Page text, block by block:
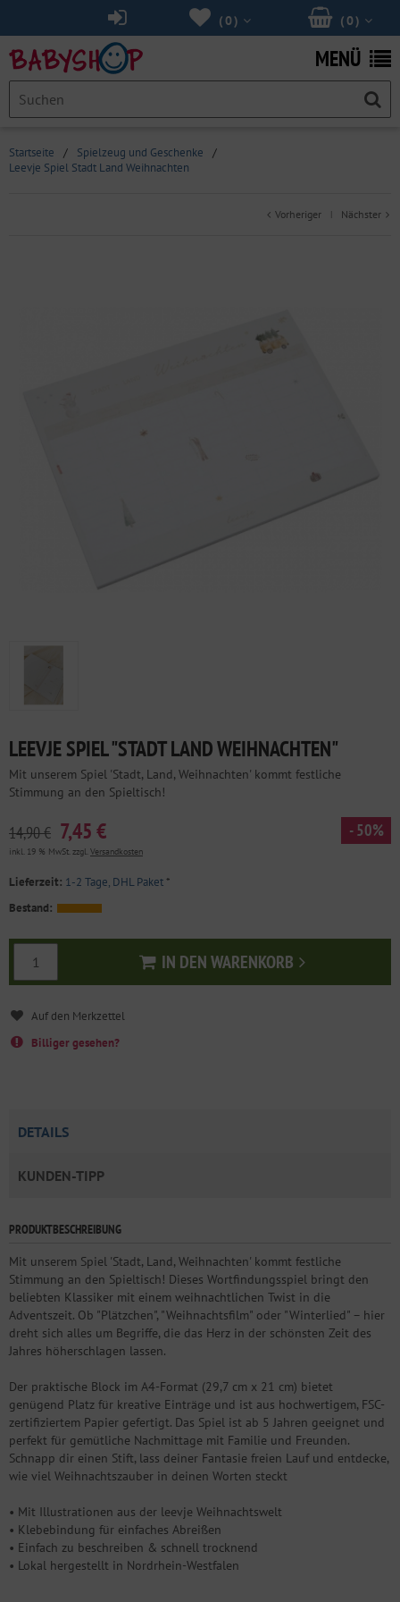
(0 )
(0 )
MENÜ
Startseite / Spielzeug und Geschenke
/
Leevje Spiel Stadt Land Weihnachten
Vorheriger | Nächster
LEEVJE SPIEL "STADT LAND WEIHNACHTEN"
Mit unserem Spiel 'Stadt, Land, Weihnachten' kommt festliche
Stimmung an den Spieltisch!
14,90 € 7,45 € - 50%
inkl. 19 % MwSt. zzgl. Versandkosten
Lieferzeit: 1-2 Tage, DHL Paket*
Bestand:
IN DEN WARENKORB
In den Warenkorb
Billiger gesehen?
DETAILS
KUNDEN-TIPP
PRODUKTBESCHREIBUNG
Mit unserem Spiel 'Stadt, Land, Weihnachten' kommt festliche
Stimmung an den Spieltisch! Dieses Wortfindungsspiel bringt den
beliebten Klassiker mit einem weihnachtlichen Twist in die
Adventszeit. Ob "Plätzchen", "Weihnachtsfilm" oder "Winterlied" – hier
dreht sich alles um Begriffe, die das Herz in der schönsten Zeit des
Jahres höherschlagen lassen.
Der praktische Block im A4-Format (29,7 cm x 21 cm) bietet
genügend Platz für kreative Einträge und ist aus hochwertigem, FSC-
zertifiziertem Papier gefertigt. Das Spiel ist ab 5 Jahren geeignet und
perfekt für gemütliche Nachmittage mit Familie und Freunden.
Schnapp dir einen Stift, lass deiner Fantasie freien Lauf und entdecke,
wie viel Weihnachtszauber in deinen Worten steckt
• Mit Illustrationen aus der leevje Weihnachtswelt
• Klebebindung für einfaches Abreißen
• Einfach zu beschreiben & schnell trocknend
• Lokal hergestellt in Nordrhein-Westfalen